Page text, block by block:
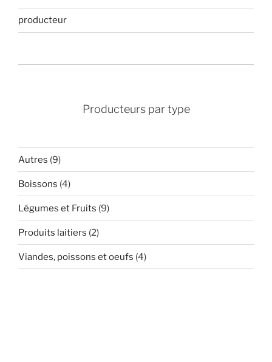
producteur
Producteurs par type
Autres (9)
Boissons (4)
Légumes et Fruits (9)
Produits laitiers (2)
Viandes, poissons et oeufs (4)